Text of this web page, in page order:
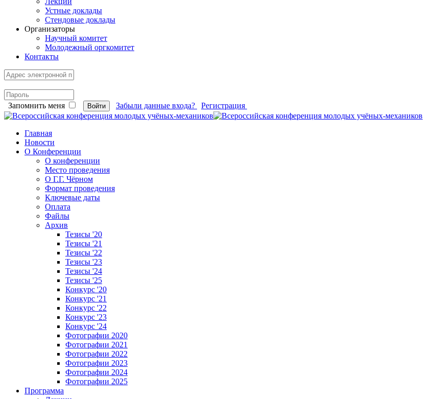
Устные доклады
Стендовые доклады
Организаторы
Научный комитет
Молодежный оргкомитет
Контакты
Запомнить меня Войти Забыли данные входа? Регистрация
Главная
Новости
О Конференции
О конференции
Место проведения
О Г.Г. Чёрном
Формат проведения
Ключевые даты
Оплата
Файлы
Архив
Тезисы '20
Тезисы '21
Тезисы '22
Тезисы '23
Тезисы '24
Тезисы '25
Конкурс '20
Конкурс '21
Конкурс '22
Конкурс '23
Конкурс '24
Фотографии 2020
Фотографии 2021
Фотографии 2022
Фотографии 2023
Фотографии 2024
Фотографии 2025
Программа